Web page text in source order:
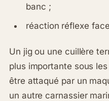
banc ;
réaction réflexe
Un jig ou une cuillère
plus importante sous
être attaqué par un
un autre carnassier